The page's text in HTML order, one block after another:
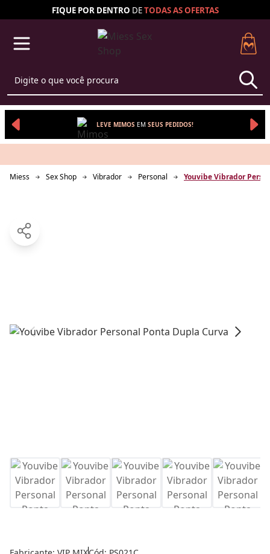
FIQUE POR DENTRO DETODAS ASOFERTAS
LEVE MIMOS EM SEUS PEDIDOS!
Miess Sex Shop Vibrador Personal Youvibe Vibrador